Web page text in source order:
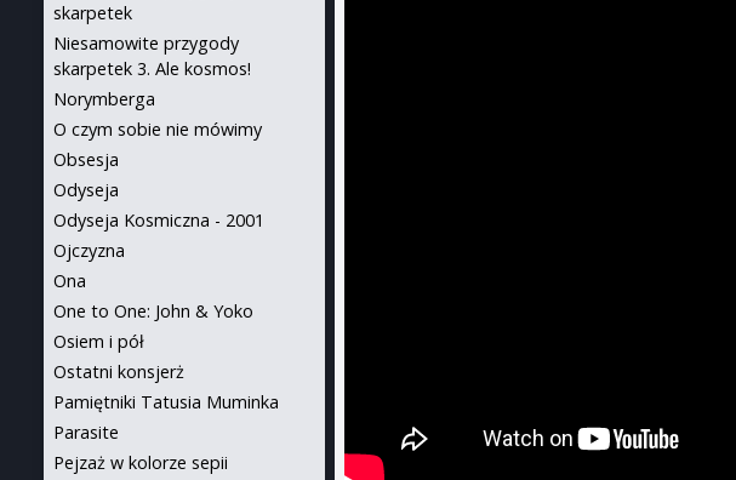
skarpetek
Niesamowite przygody
skarpetek 3. Ale kosmos!
Norymberga
O czym sobie nie mówimy
Obsesja
Odyseja
Odyseja Kosmiczna - 2001
Ojczyzna
Ona
One to One: John & Yoko
Osiem i pół
Ostatni konsjerż
Pamiętniki Tatusia Muminka
Parasite
Pejzaż w kolorze sepii